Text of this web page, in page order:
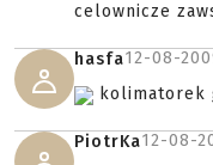
celownicze
hasfa12-08-
kolimatorek
PiotrKa12-08-